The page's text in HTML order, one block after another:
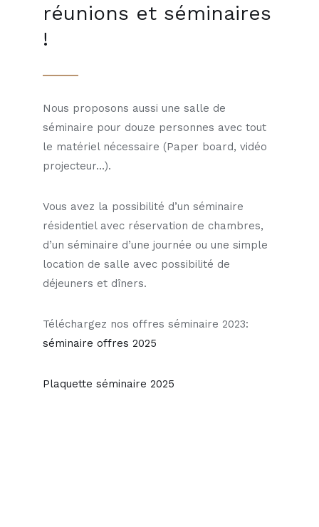
réunions et séminaires
!
Nous proposons aussi une salle de
séminaire pour douze personnes avec tout
le matériel nécessaire (Paper board, vidéo
projecteur…).
Vous avez la possibilité d’un séminaire
résidentiel avec réservation de chambres,
d’un séminaire d’une journée ou une simple
location de salle avec possibilité de
déjeuners et dîners.
Téléchargez nos offres séminaire 2023:
séminaire offres 2025
Plaquette séminaire 2025